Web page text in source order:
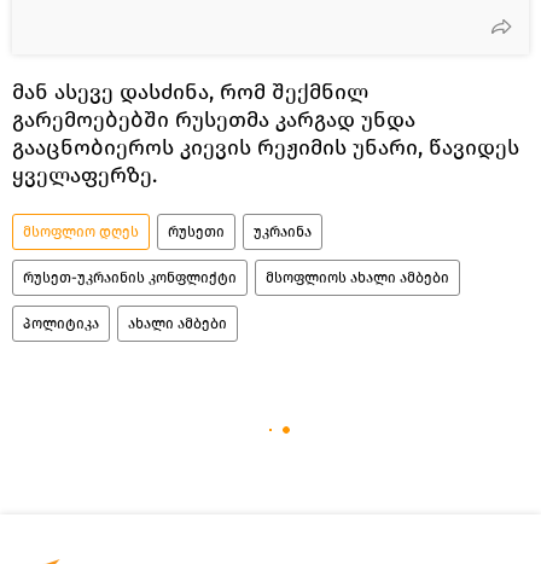
მან ასევე დასძინა, რომ შექმნილ
გარემოებებში რუსეთმა კარგად უნდა
გააცნობიეროს კიევის რეჟიმის უნარი, წავიდეს
ყველაფერზე.
მსოფლიო დღეს რუსეთი უკრაინა
რუსეთ-უკრაინის კონფლიქტი მსოფლიოს ახალი ამბები
პოლიტიკა ახალი ამბები